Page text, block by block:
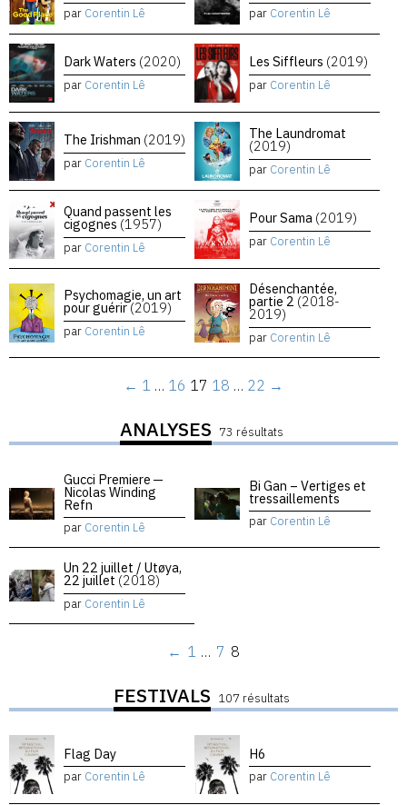
par Corentin Lê par Corentin Lê
Dark Waters (2020)
par Corentin Lê
Les Siffleurs (2019)
par Corentin Lê
The Irishman (2019)
par Corentin Lê
The Laundromat
(2019)
par Corentin Lê
Quand passent les
cigognes (1957)
par Corentin Lê
Pour Sama (2019)
par Corentin Lê
Psychomagie, un art
pour guérir(2019)
par Corentin Lê
Désenchantée,
partie 2 (2018-
2019)
par Corentin Lê
← 1 … 16 17 18 … 22 →
ANALYSES 73 résultats
Gucci Premiere —
Nicolas Winding
Refn
par Corentin Lê
Bi Gan – Vertiges et
tressaillements
par Corentin Lê
Un 22 juillet / Utøya,
22 juillet (2018)
par Corentin Lê
← 1 … 7 8
FESTIVALS 107 résultats
Flag Day
par Corentin Lê
H6
par Corentin Lê